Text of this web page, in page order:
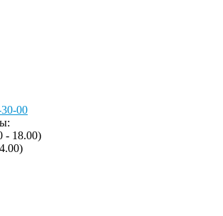
00
- 18.00)